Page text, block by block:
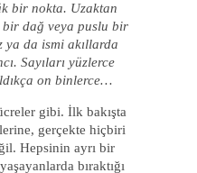
bir nokta. Uzaktan
dağ veya puslu bir
ya da ismi akıllarda
Sayıları yüzlerce
on binlerce…
gibi. İlk bakışta
gerçekte hiçbiri
Hepsinin ayrı bir
bıraktığı